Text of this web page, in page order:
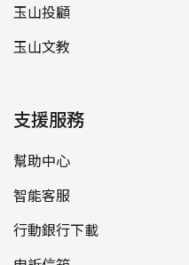
玉山投顧
玉山文教
支援服務
幫助中心
智能客服
行動銀行下載